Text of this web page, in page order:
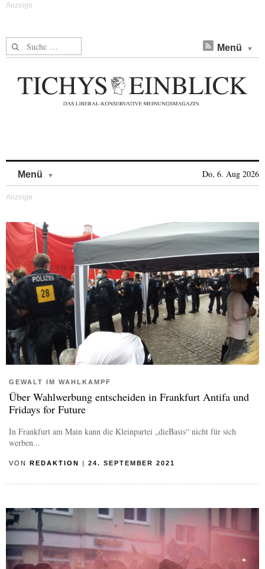
Suche nach: Menü
Menü Do, 6. Aug 2026
GEWALT IM WAHLKAMPF
Über Wahlwerbung entscheiden in Frankfurt Antifa und
Fridays for Future
In Frankfurt am Main kann die Kleinpartei „dieBasis“ nicht für sich
werben...
VON REDAKTION | 24. SEPTEMBER 2021